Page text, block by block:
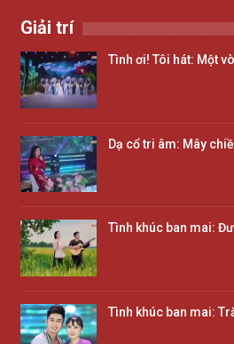
Giải trí
Tình ơi! Tôi hát: Một
Dạ cổ tri âm: Mây
Tình khúc ban mai:
Tình khúc ban mai: